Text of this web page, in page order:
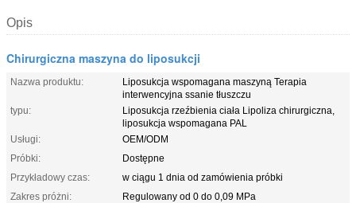
Opis
Chirurgiczna maszyna do liposukcji
Nazwa produktu:
Liposukcja wspomagana maszyną Terapia
interwencyjna ssanie tłuszczu
typu:
Liposukcja rzeźbienia ciała Lipoliza chirurgiczna,
liposukcja wspomagana PAL
Usługi:
OEM/ODM
Próbki:
Dostępne
Przykładowy czas:
w ciągu 1 dnia od zamówienia próbki
Zakres próżni:
Regulowany od 0 do 0,09 MPa